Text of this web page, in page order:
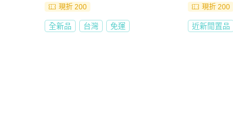
現折 200
全新品 台灣 免運
現折 200
近新閒置品